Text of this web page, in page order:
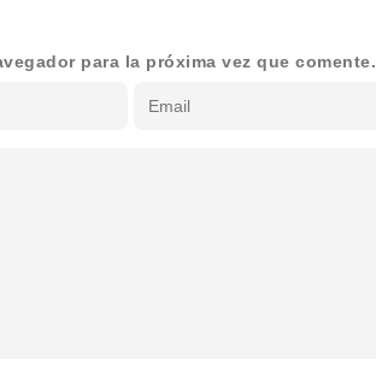
para la próxima vez que comente.